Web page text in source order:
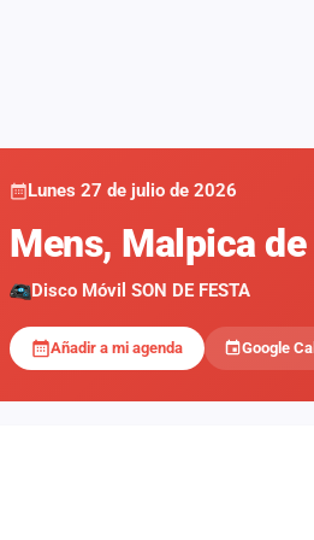
Lunes 27 de julio de 2026
Mens, Malpica
Disco Móvil SON DE FESTA
Añadir a mi agenda Google